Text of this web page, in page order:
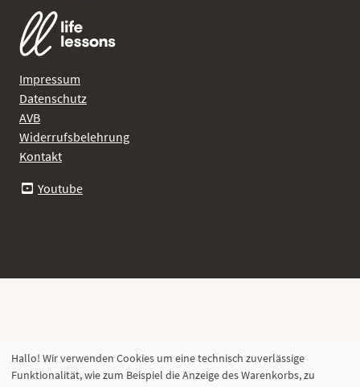
Impressum
Datenschutz
AVB
Widerrufsbelehrung
Kontakt
Youtube
Hallo! Wir verwenden Cookies um eine technisch zuverlässige
Funktionalität, wie zum Beispiel die Anzeige des Warenkorbs, zu